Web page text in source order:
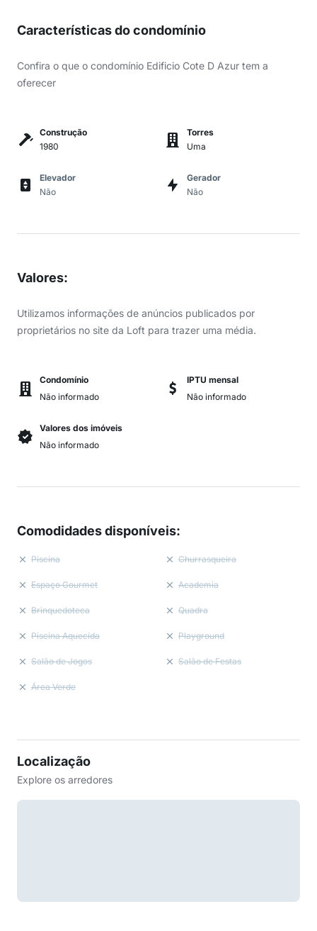
Características do condomínio
Confira o que o condomínio Edificio Cote D Azur tem a
oferecer
Construção
1980
Torres
Uma
Elevador
Não
Gerador
Não
Valores:
Utilizamos informações de anúncios publicados por
proprietários no site da Loft para trazer uma média.
Condomínio
Não informado
IPTU mensal
Não informado
Valores dos imóveis
Não informado
Comodidades disponíveis:
Piscina Churrasqueira
Espaço Gourmet Academia
Brinquedoteca Quadra
Piscina Aquecida Playground
Salão de Jogos Salão de Festas
Área Verde
Localização
Explore os arredores